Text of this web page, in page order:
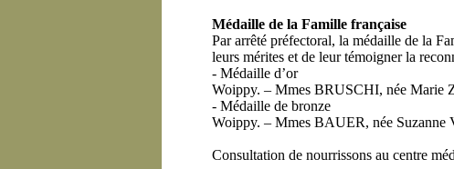
Médaille de la Famille française
Par arrêté préfectoral, la médaille de la
leurs mérites et de leur témoigner la
- Médaille d’or
Woippy. – Mmes BRUSCHI, née Marie
- Médaille de bronze
Woippy. – Mmes BAUER, née Suzanne
Consultation de nourrissons au centre